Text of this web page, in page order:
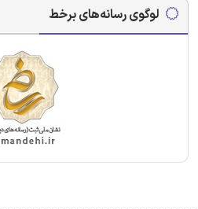
لوگوی رسانه‌های برخط